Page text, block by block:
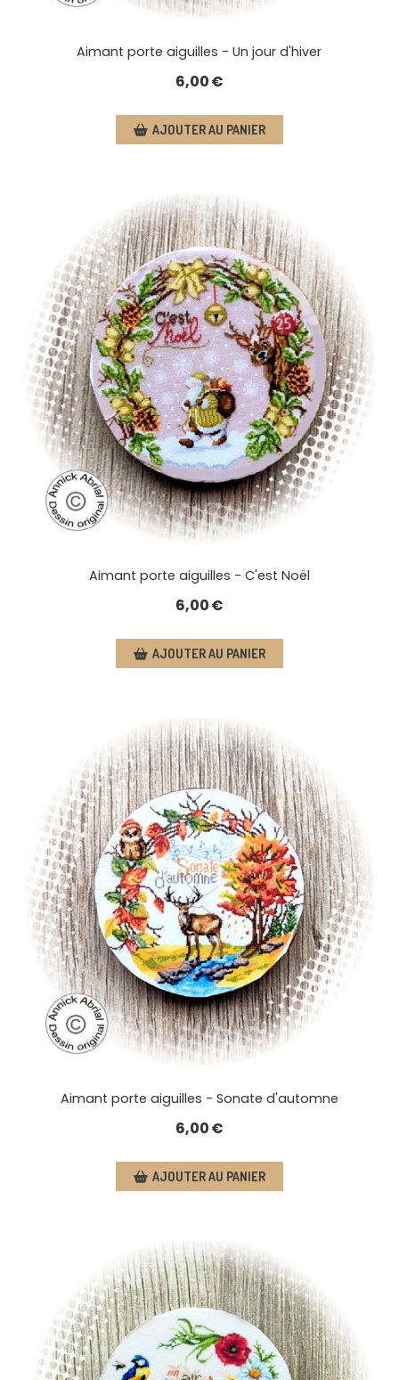
Aimant porte aiguilles - Un jour d'hiver
6,00€
AJOUTER AU PANIER
Aimant porte aiguilles - C'est Noël
6,00€
AJOUTER AU PANIER
Aimant porte aiguilles - Sonate d'automne
6,00€
AJOUTER AU PANIER